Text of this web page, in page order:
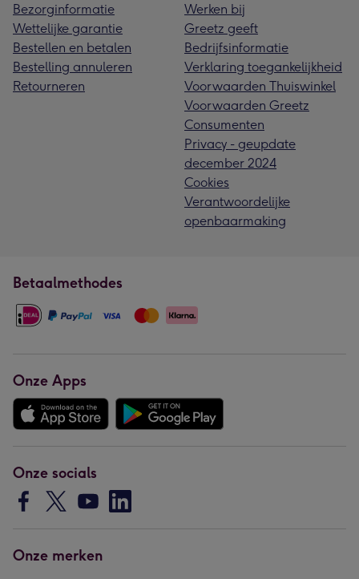
Bezorginformatie
Wettelijke garantie
Bestellen en betalen
Bestelling annuleren
Retourneren
Werken bij
Greetz geeft
Bedrijfsinformatie
Verklaring toegankelijkheid
Voorwaarden Thuiswinkel
Voorwaarden Greetz
Consumenten
Privacy - geupdate
december 2024
Cookies
Verantwoordelijke
openbaarmaking
Betaalmethodes
Onze Apps
Onze socials
Onze merken